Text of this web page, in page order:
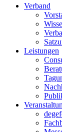
Verband
Leistungen